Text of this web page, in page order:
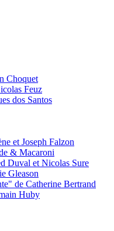
Choquet
Feuz
dos Santos
et Joseph Falzon
& Macaroni
Duval et Nicolas Sure
Gleason
de Catherine Bertrand
Huby